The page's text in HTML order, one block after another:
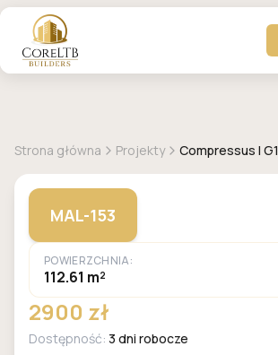
Strona główna Projekty Compressus I G1
MAL-153
POWIERZCHNIA:
112.61 m²
2900 zł
Dostępność: 3 dni robocze